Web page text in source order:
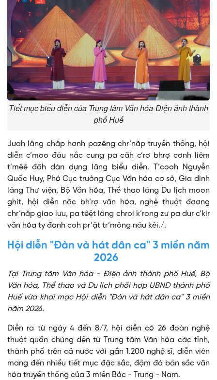
Tiết mục biểu diễn của Trung tâm Văn hóa-Điện ảnh thành
phố Huế
Jưah lâng chăp hơnh pazêng chr’năp truyền thống, hội
diễn c’moo đâu nắc cung pa căh c’rơ bhrợ cơnh liêm
t’mêê đăh dàn dựng lâng biểu diễn. T’cooh Nguyễn
Quốc Huy, Phó Cục trưởng Cục Văn hóa cơ sở, Gia đình
lâng Thư viện, Bộ Văn hóa, Thể thao lâng Du lịch moon
ghit, hội diễn năc bh’rợ văn hóa, nghệ thuật đơơng
chr’năp giao lưu, pa têệt lâng chroi k’rong zư pa dưr c’kir
văn hóa ty đanh coh pr’ặt tr’mông nâu kêi./.
Hội diễn "Đàn và hát dân ca" 3 miền năm
2026
Tại Trung tâm Văn hóa - Điện ảnh thành phố Huế, Bộ
Văn hóa, Thể thao và Du lịch phối hợp UBND thành phố
Huế vừa khai mạc Hội diễn "Đàn và hát dân ca" 3 miền
năm 2026.
Diễn ra từ ngày 4 đến 8/7, hội diễn có 26 đoàn nghệ
thuật quần chúng đến từ Trung tâm Văn hóa các tỉnh,
thành phố trên cả nước với gần 1.200 nghệ sĩ, diễn viên
mang đến nhiều tiết mục đặc sắc, đậm đà bản sắc văn
hóa truyền thống của 3 miền Bắc - Trung - Nam.